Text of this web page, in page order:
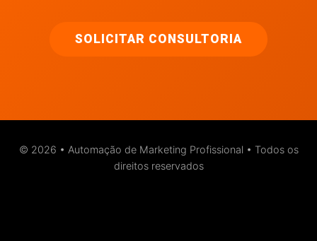
SOLICITAR CONSULTORIA
© 2026 • Automação de Marketing Profissional • Todos os
direitos reservados